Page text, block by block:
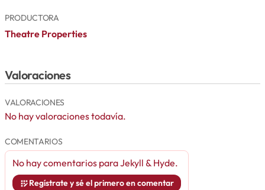
PRODUCTORA
Theatre Properties
Valoraciones
VALORACIONES
No hay valoraciones todavía.
COMENTARIOS
No hay comentarios paraJekyll & Hyde.
Regístrate y sé el primero en comentar